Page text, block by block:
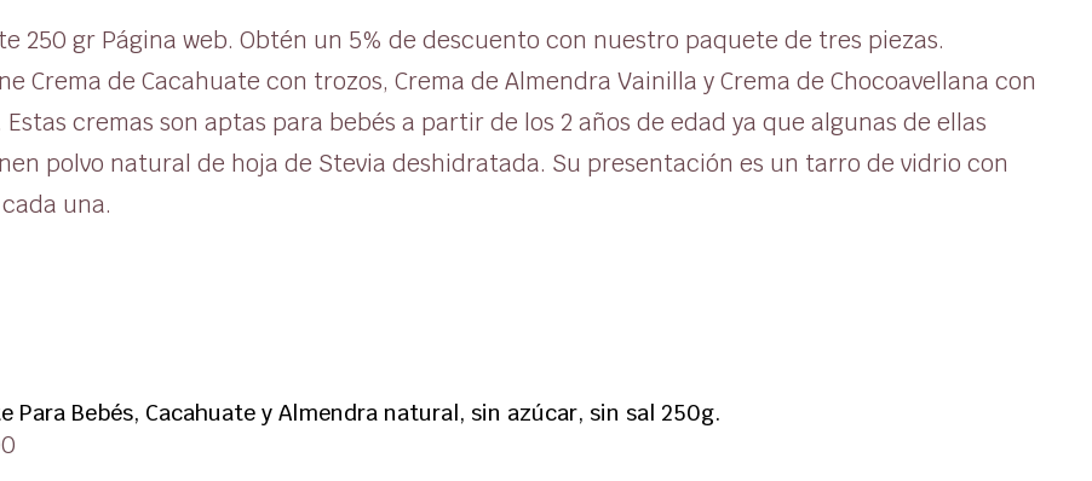
250 gr Página web. Obtén un 5% de descuento con nuestro paquete de tres piezas.
Crema de Cacahuate con trozos, Crema de Almendra Vainilla y Crema de Chocoavellana con
Estas cremas son aptas para bebés a partir de los 2 años de edad ya que algunas de ellas
polvo natural de hoja de Stevia deshidratada. Su presentación es un tarro de vidrio con
una.
Para Bebés, Cacahuate y Almendra natural, sin azúcar, sin sal 250g.